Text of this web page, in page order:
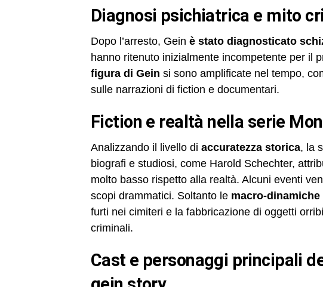
diagnosi psichiatrica e mito
Dopo l’arresto, Gein è stato diagnosticato
hanno ritenuto inizialmente incompetente per il
figura di Gein si sono amplificate nel tempo,
sulle narrazioni di fiction e documentari.
fiction e realtà nella serie
Analizzando il livello di accuratezza storica, la
biografi e studiosi, come Harold Schechter,
molto basso rispetto alla realtà. Alcuni eventi
scopi drammatici. Soltanto le macro-dinamiche
furti nei cimiteri e la fabbricazione di oggetti
criminali.
cast e personaggi principali della serie monster: the ed